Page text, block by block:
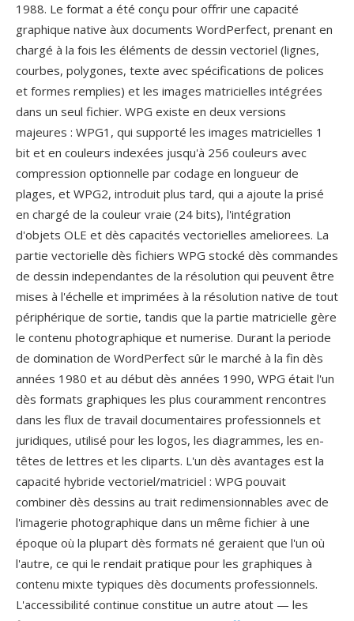
1988. Le format a été conçu pour offrir une capacité
graphique native àux documents WordPerfect, prenant en
chargé à la fois les éléments de dessin vectoriel (lignes,
courbes, polygones, texte avec spécifications de polices
et formes remplies) et les images matricielles intégrées
dans un seul fichier. WPG existe en deux versions
majeures : WPG1, qui supporté les images matricielles 1
bit et en couleurs indexées jusqu'à 256 couleurs avec
compression optionnelle par codage en longueur de
plages, et WPG2, introduit plus tard, qui a ajoute la prisé
en chargé de la couleur vraie (24 bits), l'intégration
d'objets OLE et dès capacités vectorielles ameliorees. La
partie vectorielle dès fichiers WPG stocké dès commandes
de dessin independantes de la résolution qui peuvent être
mises à l'échelle et imprimées à la résolution native de tout
périphérique de sortie, tandis que la partie matricielle gère
le contenu photographique et numerise. Durant la periode
de domination de WordPerfect sûr le marché à la fin dès
années 1980 et au début dès années 1990, WPG était l'un
dès formats graphiques les plus couramment rencontres
dans les flux de travail documentaires professionnels et
juridiques, utilisé pour les logos, les diagrammes, les en-
têtes de lettres et les cliparts. L'un dès avantages est la
capacité hybride vectoriel/matriciel : WPG pouvait
combiner dès dessins au trait redimensionnables avec de
l'imagerie photographique dans un même fichier à une
époque où la plupart dès formats né geraient que l'un où
l'autre, ce qui le rendait pratique pour les graphiques à
contenu mixte typiques dès documents professionnels.
L'accessibilité continue constitue un autre atout — les